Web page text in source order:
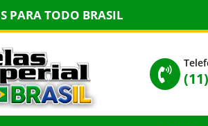
PARA TODO BRASIL
